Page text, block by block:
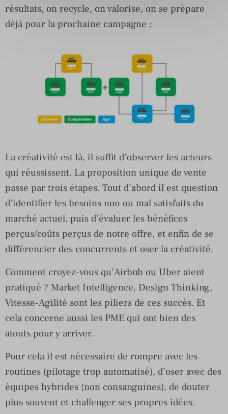
résultats, on recycle, on valorise, on se prépare
déjà pour la prochaine campagne :
La créativité est là, il suffit d’observer les acteurs
qui réussissent. La proposition unique de vente
passe par trois étapes. Tout d’abord il est question
d’identifier les besoins non ou mal satisfaits du
marché actuel, puis d’évaluer les bénéfices
perçus/coûts perçus de notre offre, et enfin de se
différencier des concurrents et oser la créativité.
Comment croyez-vous qu’Airbnb ou Uber aient
pratiqué ? Market Intelligence, Design Thinking,
Vitesse-Agilité sont les piliers de ces succès. Et
cela concerne aussi les PME qui ont bien des
atouts pour y arriver.
Pour cela il est nécessaire de rompre avec les
routines (pilotage trop automatisé), d’oser avec des
équipes hybrides (non consanguines), de douter
plus souvent et challenger ses propres idées.